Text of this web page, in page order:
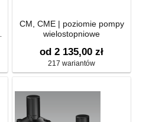
CM, CME | poziomie pompy
wielostopniowe
od 2 135,00 zł
217 wariantów